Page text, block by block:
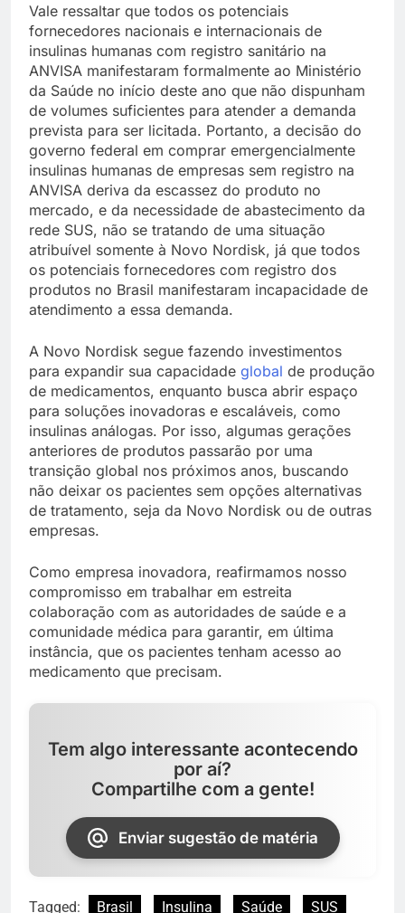
Vale ressaltar que todos os potenciais
fornecedores nacionais e internacionais de
insulinas humanas com registro sanitário na
ANVISA manifestaram formalmente ao Ministério
da Saúde no início deste ano que não dispunham
de volumes suficientes para atender a demanda
prevista para ser licitada. Portanto, a decisão do
governo federal em comprar emergencialmente
insulinas humanas de empresas sem registro na
ANVISA deriva da escassez do produto no
mercado, e da necessidade de abastecimento da
rede SUS, não se tratando de uma situação
atribuível somente à Novo Nordisk, já que todos
os potenciais fornecedores com registro dos
produtos no Brasil manifestaram incapacidade de
atendimento a essa demanda.
A Novo Nordisk segue fazendo investimentos
para expandir sua capacidade global de produção
de medicamentos, enquanto busca abrir espaço
para soluções inovadoras e escaláveis, como
insulinas análogas. Por isso, algumas gerações
anteriores de produtos passarão por uma
transição global nos próximos anos, buscando
não deixar os pacientes sem opções alternativas
de tratamento, seja da Novo Nordisk ou de outras
empresas.
Como empresa inovadora, reafirmamos nosso
compromisso em trabalhar em estreita
colaboração com as autoridades de saúde e a
comunidade médica para garantir, em última
instância, que os pacientes tenham acesso ao
medicamento que precisam.
Tem algo interessante acontecendo
por aí?
Compartilhe com a gente!
Enviar sugestão de matéria
Tagged: Brasil Insulina Saúde SUS